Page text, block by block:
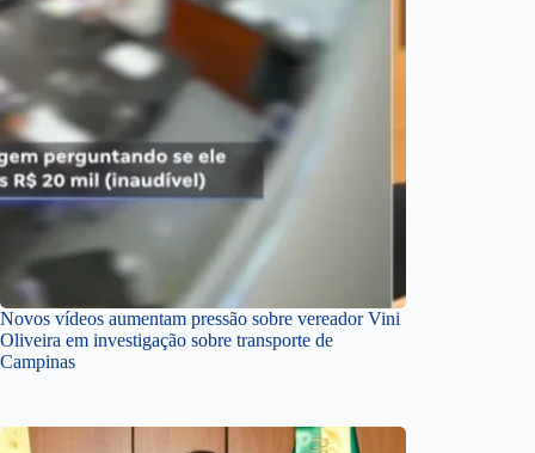
Novos vídeos aumentam pressão sobre vereador Vini
Oliveira em investigação sobre transporte de
Campinas